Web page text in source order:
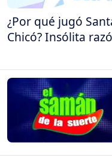
¿Por qué jugó
Chicó? Insólita